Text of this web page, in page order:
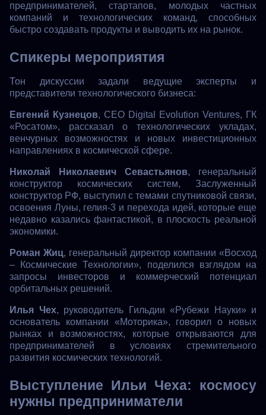
предпринимателей, стартапов, молодых частных
компаний и технологических команд, способных
быстро создавать продукты и выводить их на рынок.
Спикеры мероприятия
Тон дискуссии задали ведущие эксперты и
представители технологического бизнеса:
Евгений Кузнецов, CEO Digital Evolution Ventures, ГК
«Росатом», рассказал о технологических укладах,
венчурных возможностях и новых инвестиционных
направлениях в космической сфере.
Николай Николаевич Севастьянов, генеральный
конструктор космических систем, Заслуженный
конструктор РФ, выступил с темами спутниковой связи,
освоения Луны, гелия-3 и перехода идей, которые еще
недавно казались фантастикой, в плоскость реальной
экономики.
Роман Жиц, генеральный директор компании «Восход
– Космические Технологии», поделился взглядом на
запросы инвесторов и коммерческий потенциал
орбитальных решений.
Илья Чех, руководитель Гильдии «Рубежи Науки» и
основатель компании «Моторика», говорил о новых
рынках и возможностях, которые открываются для
предпринимателей в условиях стремительного
развития космических технологий.
Выступление Ильи Чеха: космосу
нужны предприниматели